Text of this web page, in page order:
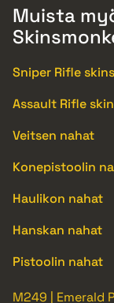
Muista
Sniper Rifle skins
Assault Rifle
Veitsen nahat
Konepistoolin
Haulikon nahat
Hanskan nahat
Pistoolin nahat
M249 | Emerald